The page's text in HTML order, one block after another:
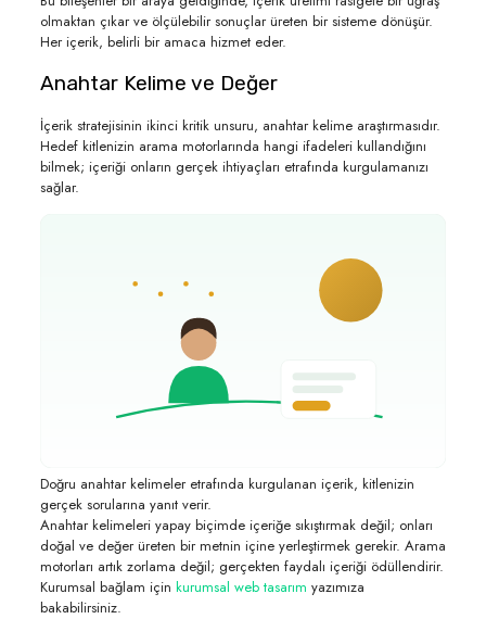
olmaktan çıkar ve ölçülebilir sonuçlar üreten bir sisteme dönüşür.
Her içerik, belirli bir amaca hizmet eder.
Anahtar Kelime ve Değer
İçerik stratejisinin ikinci kritik unsuru, anahtar kelime araştırmasıdır.
Hedef kitlenizin arama motorlarında hangi ifadeleri kullandığını
bilmek; içeriği onların gerçek ihtiyaçları etrafında kurgulamanızı
sağlar.
Doğru anahtar kelimeler etrafında kurgulanan içerik, kitlenizin
gerçek sorularına yanıt verir.
Anahtar kelimeleri yapay biçimde içeriğe sıkıştırmak değil; onları
doğal ve değer üreten bir metnin içine yerleştirmek gerekir. Arama
motorları artık zorlama değil; gerçekten faydalı içeriği ödüllendirir.
Kurumsal bağlam için kurumsal web tasarım yazımıza
bakabilirsiniz.